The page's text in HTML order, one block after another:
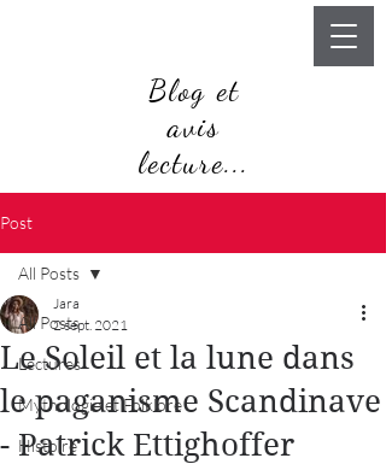
Blog et
avis
lecture...
Post
All Posts
Lectures
Mythologie et Folklore
Histoire
All Posts
Le Soleil et la lune dans
le paganisme Scandinave
- Patrick Ettighoffer
Jara
2 sept. 2021